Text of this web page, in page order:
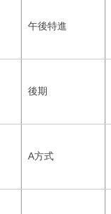
午後特進
後期
A方式